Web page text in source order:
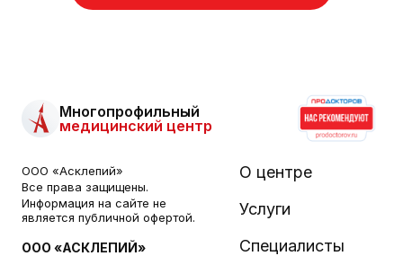
Многопрофильный
медицинский центр
ООО «Асклепий»
Все права защищены.
Информация на сайте не
является публичной офертой.
ООО «АСКЛЕПИЙ»
О центре
Услуги
Специалисты